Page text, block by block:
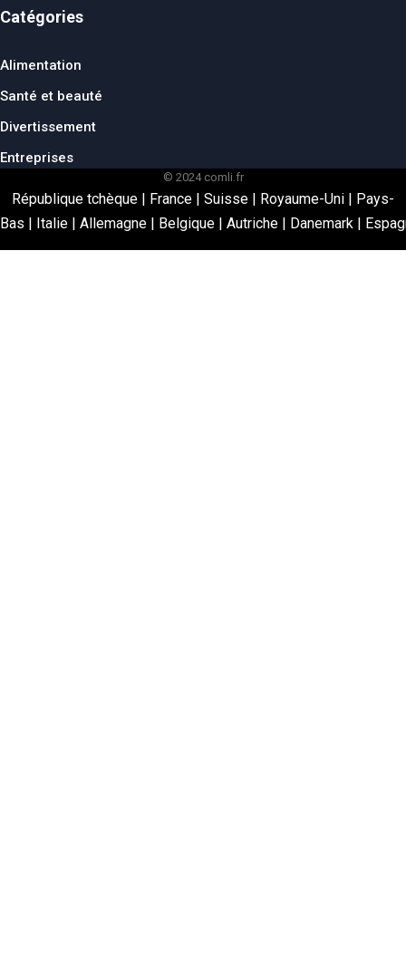
Catégories
Alimentation
Santé et beauté
Divertissement
Entreprises
© 2024 comli.fr
République tchèque | France | Suisse | Royaume-Uni | Pays-
Bas | Italie | Allemagne | Belgique | Autriche | Danemark |